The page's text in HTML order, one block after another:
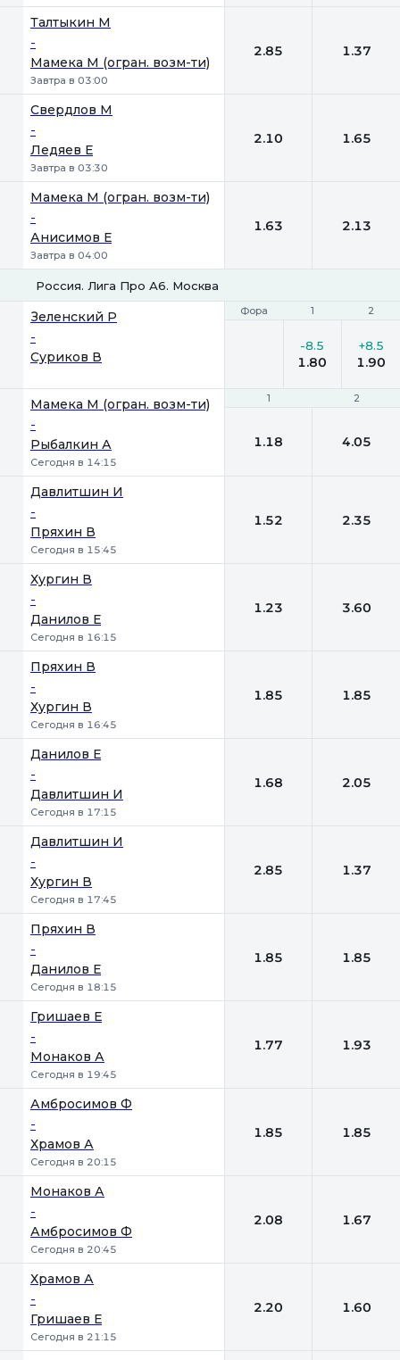
Талтыкин М
-
Мамека М (огран. возм-ти)
Завтра в 03:00
2.85 1.37
Свердлов М
-
Ледяев Е
Завтра в 03:30
2.10 1.65
Мамека М (огран. возм-ти)
-
Анисимов Е
Завтра в 04:00
1.63 2.13
Россия. Лига Про А6. Москва
Фора 1 2
Зеленский Р
-
Суриков В
Фора 1 2
-8.5
1.80
+8.5
1.90
1 2
Мамека М (огран. возм-ти)
-
Рыбалкин А
Сегодня в 14:15
1 2
1.18 4.05
Давлитшин И
-
Пряхин В
Сегодня в 15:45
1.52 2.35
Хургин В
-
Данилов Е
Сегодня в 16:15
1.23 3.60
Пряхин В
-
Хургин В
Сегодня в 16:45
1.85 1.85
Данилов Е
-
Давлитшин И
Сегодня в 17:15
1.68 2.05
Давлитшин И
-
Хургин В
Сегодня в 17:45
2.85 1.37
Пряхин В
-
Данилов Е
Сегодня в 18:15
1.85 1.85
Гришаев Е
-
Монаков А
Сегодня в 19:45
1.77 1.93
Амбросимов Ф
-
Храмов А
Сегодня в 20:15
1.85 1.85
Монаков А
-
Амбросимов Ф
Сегодня в 20:45
2.08 1.67
Храмов А
-
Гришаев Е
Сегодня в 21:15
2.20 1.60